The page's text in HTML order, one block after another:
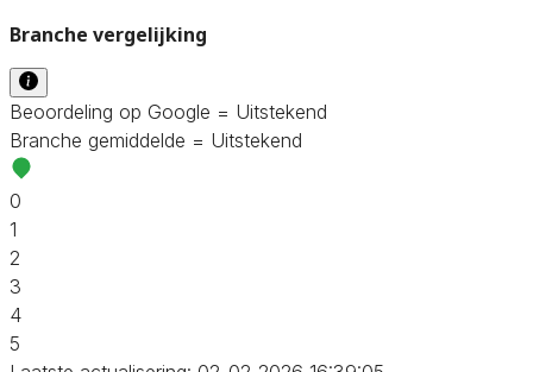
Branche vergelijking
Beoordeling op Google = Uitstekend
Branche gemiddelde = Uitstekend
0
1
2
3
4
5